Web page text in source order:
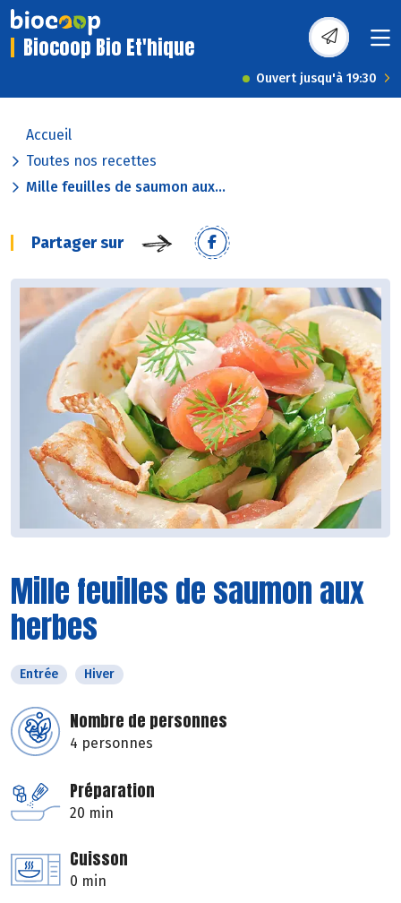
Biocoop Bio Et'hique
Ouvert jusqu'à 19:30
Accueil
Toutes nos recettes
Mille feuilles de saumon aux...
Partager sur
Mille feuilles de saumon aux
herbes
Entrée Hiver
Nombre de personnes
4 personnes
Préparation
20 min
Cuisson
0 min